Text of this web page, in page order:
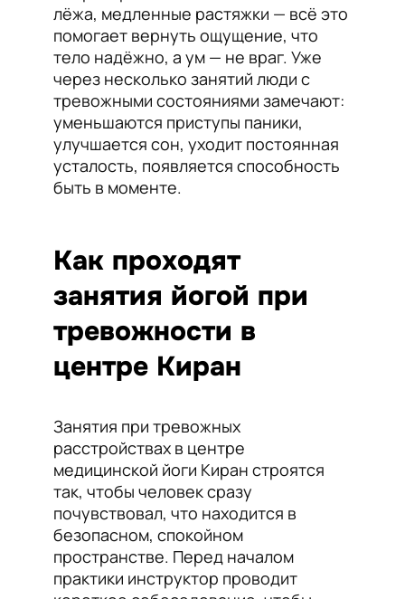
лёжа, медленные растяжки — всё это
помогает вернуть ощущение, что
тело надёжно, а ум — не враг. Уже
через несколько занятий люди с
тревожными состояниями замечают:
уменьшаются приступы паники,
улучшается сон, уходит постоянная
усталость, появляется способность
быть в моменте.
Как проходят
занятия йогой при
тревожности в
центре Киран
Занятия при тревожных
расстройствах в центре
медицинской йоги Киран строятся
так, чтобы человек сразу
почувствовал, что находится в
безопасном, спокойном
пространстве. Перед началом
практики инструктор проводит